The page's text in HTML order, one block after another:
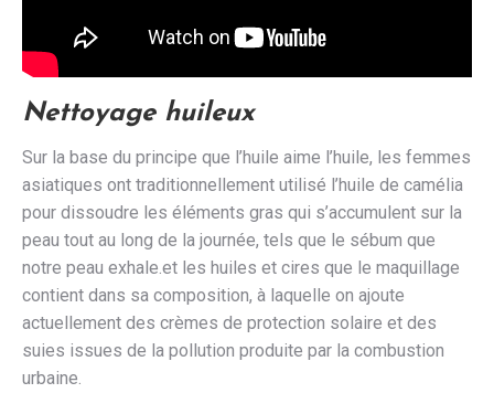
Nettoyage huileux
Sur la base du principe que l’huile aime l’huile, les femmes
asiatiques ont traditionnellement utilisé l’huile de camélia
pour dissoudre les éléments gras qui s’accumulent sur la
peau tout au long de la journée, tels que le sébum que
notre peau exhale.et les huiles et cires que le maquillage
contient dans sa composition, à laquelle on ajoute
actuellement des crèmes de protection solaire et des
suies issues de la pollution produite par la combustion
urbaine.